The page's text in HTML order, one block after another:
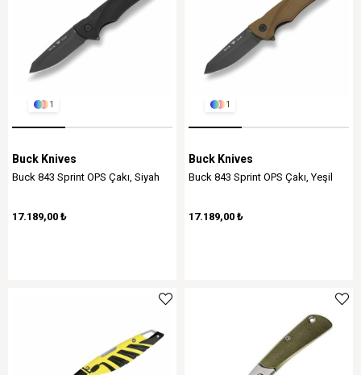
1
Buck Knives
Buck 843 Sprint OPS Çakı, Siyah
17.189,00 ₺
1
Buck Knives
Buck 843 Sprint OPS Çakı, Yeşil
17.189,00 ₺